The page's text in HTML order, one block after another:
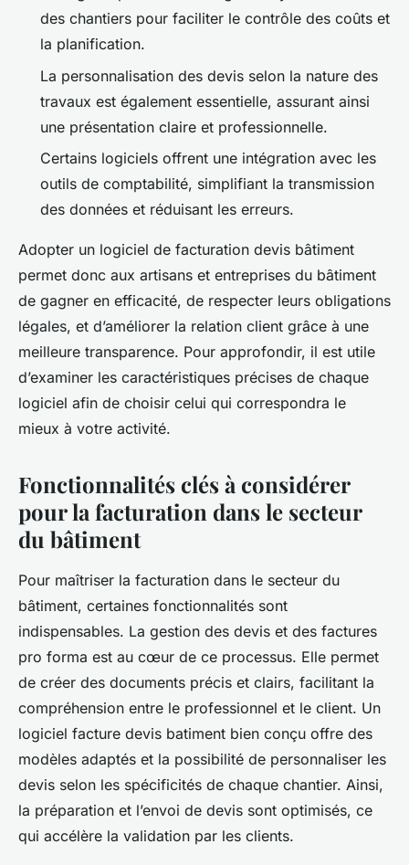
des chantiers pour faciliter le contrôle des coûts et
la planification.
La personnalisation des devis selon la nature des
travaux est également essentielle, assurant ainsi
une présentation claire et professionnelle.
Certains logiciels offrent une intégration avec les
outils de comptabilité, simplifiant la transmission
des données et réduisant les erreurs.
Adopter un logiciel de facturation devis bâtiment
permet donc aux artisans et entreprises du bâtiment
de gagner en efficacité, de respecter leurs obligations
légales, et d’améliorer la relation client grâce à une
meilleure transparence. Pour approfondir, il est utile
d’examiner les caractéristiques précises de chaque
logiciel afin de choisir celui qui correspondra le
mieux à votre activité.
Fonctionnalités clés à considérer
pour la facturation dans le secteur
du bâtiment
Pour maîtriser la facturation dans le secteur du
bâtiment, certaines fonctionnalités sont
indispensables. La gestion des devis et des factures
pro forma est au cœur de ce processus. Elle permet
de créer des documents précis et clairs, facilitant la
compréhension entre le professionnel et le client. Un
logiciel facture devis batiment bien conçu offre des
modèles adaptés et la possibilité de personnaliser les
devis selon les spécificités de chaque chantier. Ainsi,
la préparation et l’envoi de devis sont optimisés, ce
qui accélère la validation par les clients.